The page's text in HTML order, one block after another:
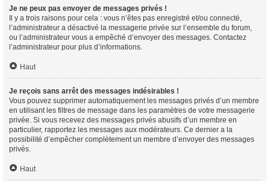
Je ne peux pas envoyer de messages privés !
Il y a trois raisons pour cela : vous n’êtes pas enregistré et/ou connecté,
l’administrateur a désactivé la messagerie privée sur l’ensemble du forum,
ou l’administrateur vous a empêché d’envoyer des messages. Contactez
l’administrateur pour plus d’informations.
Haut
Je reçois sans arrêt des messages indésirables !
Vous pouvez supprimer automatiquement les messages privés d’un membre
en utilisant les filtres de message dans les paramètres de votre messagerie
privée. Si vous recevez des messages privés abusifs d’un membre en
particulier, rapportez les messages aux modérateurs. Ce dernier a la
possibilité d’empêcher complètement un membre d’envoyer des messages
privés.
Haut